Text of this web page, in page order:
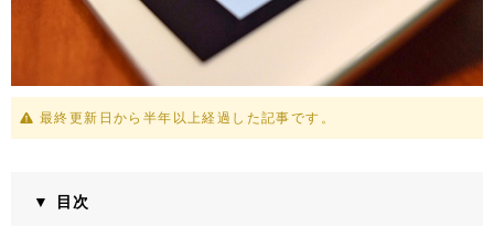
最終更新日から半年以上経過した記事です。
▼ 目次